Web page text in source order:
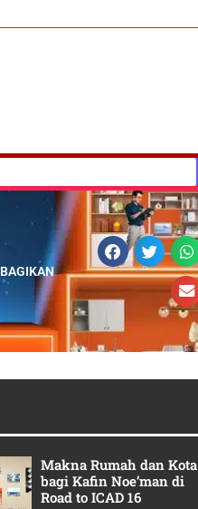
BAGIKAN
Makna Rumah dan Kota
bagi Kafin Noe’man di
Road to ICAD 16